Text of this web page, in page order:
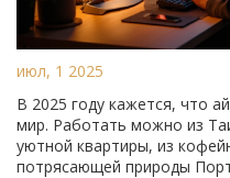
июл, 1 2025
В 2025 году кажется, что
мир. Работать можно из
уютной квартиры, из
потрясающей природы